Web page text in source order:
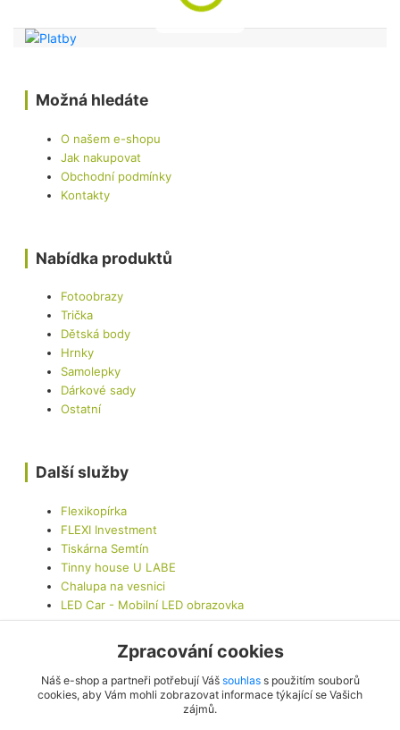
Možná hledáte
O našem e-shopu
Jak nakupovat
Obchodní podmínky
Kontakty
Nabídka produktů
Fotoobrazy
Trička
Dětská body
Hrnky
Samolepky
Dárkové sady
Ostatní
Další služby
Flexikopírka
FLEXI Investment
Tiskárna Semtín
Tinny house U LABE
Chalupa na vesnici
LED Car - Mobilní LED obrazovka
Zpracování cookies
Náš e-shop a partneři potřebují Váš souhlass použitím souborů
cookies, aby Vám mohli zobrazovat informace týkající se Vašich
zájmů.